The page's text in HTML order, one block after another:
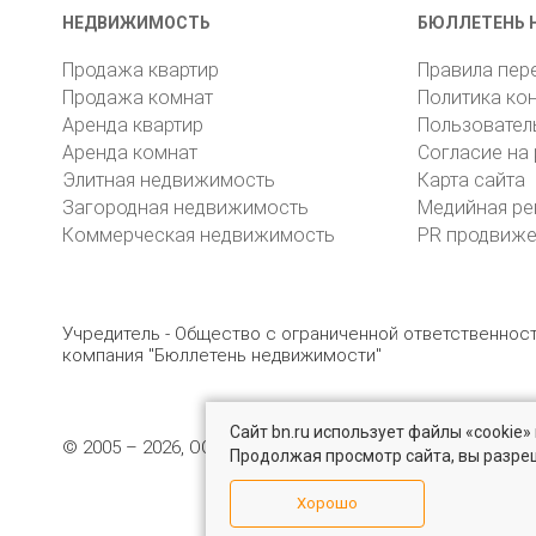
НЕДВИЖИМОСТЬ
Продажа квартир
Продажа комнат
Аренда квартир
Аренда комнат
Элитная недвижимость
Загородная недвижимость
Коммерческая недвижимость
БЮЛЛЕТЕНЬ
Правила
Политика
Согласие
Карта сайта
Медийная
PR
Учредитель - Общество с ограниченной
компания "Бюллетень недвижимости"
© 2005 – 2026, ООО «УК «БН» 8 (812) 331-93-56
Сайт bn.ru использует файлы
Продолжая просмотр сайта, вы
Хорошо